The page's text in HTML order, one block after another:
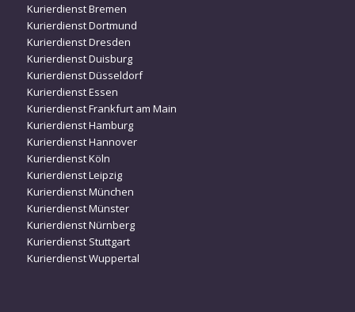
Kurierdienst Bremen
Kurierdienst Dortmund
Kurierdienst Dresden
Kurierdienst Duisburg
Kurierdienst Düsseldorf
Kurierdienst Essen
Kurierdienst Frankfurt am Main
Kurierdienst Hamburg
Kurierdienst Hannover
Kurierdienst Köln
Kurierdienst Leipzig
Kurierdienst München
Kurierdienst Münster
Kurierdienst Nürnberg
Kurierdienst Stuttgart
Kurierdienst Wuppertal